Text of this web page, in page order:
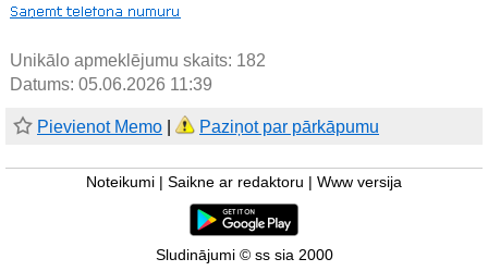
Unikālo apmeklējumu skaits: 182
Datums: 05.06.2026 11:39
Pievienot Memo Paziņot par pārkāpumu
Noteikumi Saikne ar redaktoru Www versija
Sludinājumi © ss sia 2000